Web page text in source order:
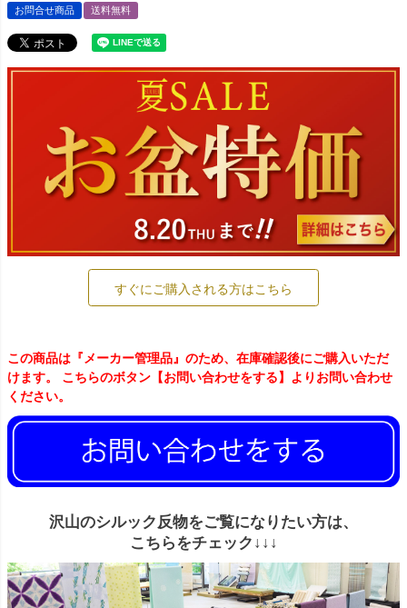
お問合せ商品 送料無料
すぐにご購入される方はこちら
この商品は『メーカー管理品』のため、在庫確認後にご購入いただ
けます。 こちらのボタン【お問い合わせをする】よりお問い合わせ
ください。
沢山のシルック反物をご覧になりたい方は、
こちらをチェック↓↓↓